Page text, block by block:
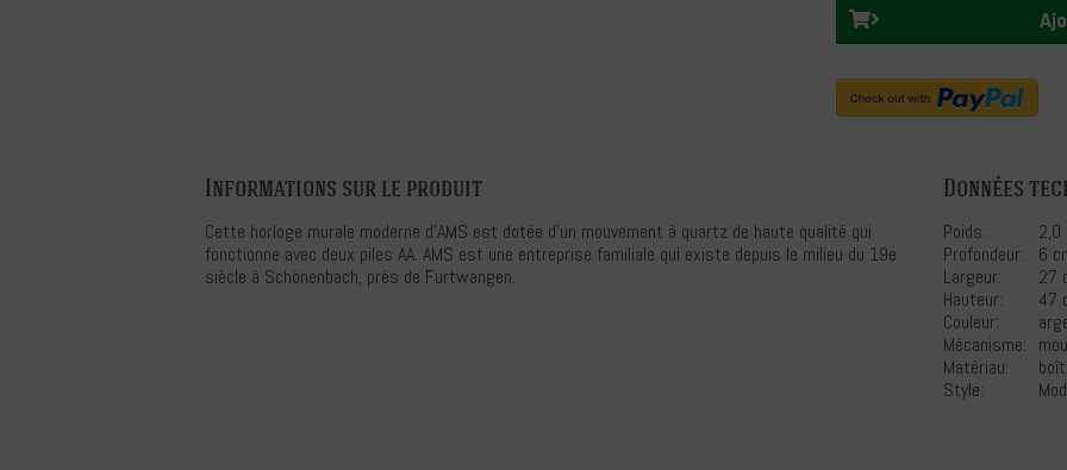
Informations sur le produit
Cette horloge murale moderne d'AMS est dotée d'un mouvement à quartz de haute qualité qui
fonctionne avec deux piles AA. AMS est une entreprise familiale qui existe depuis le milieu du 19e
siècle à Schönenbach, près de Furtwangen.
Données
Poids:
2,0
Profondeur:
6
Largeur:
27
Hauteur:
47
Couleur:
Mécanisme:
Matériau:
Style: